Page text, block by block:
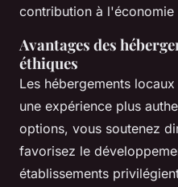
contribution à l'économie
Avantages des
éthiques
Les hébergements
une expérience plus
options, vous soutenez
favorisez le
établissements